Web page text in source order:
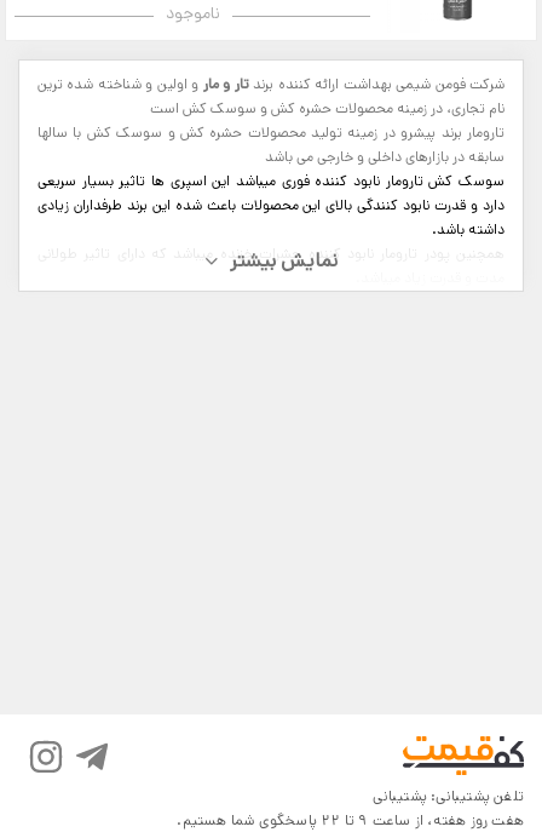
ناموجود
شرکت فومن شیمی بهداشت ارائه کننده برندتار و مار و اولین و شناخته شده ترین
نام تجاری، در زمینه محصولات حشره کش و سوسک کش است
تارومار برند پیشرو در زمینه تولید محصولات حشره کش و سوسک کش با سالها
سابقه در بازارهای داخلی و خارجی می باشد
سوسک کش تارومار نابود کننده فوری میباشد این اسپری ها تاثیر بسیار سریعی
دارد و قدرت نابود کنندگی بالای این محصولات باعث شده این برند طرفداران زیادی
داشته باشد.
همچنین پودر تارومار نابود کننده حشرات خزنده میباشد که دارای تاثیر طولانی
تلفن پشتیبانی: پشتیبانی
هفت روز هفته، از ساعت 9 تا 22 پاسخگوی شما هستیم.